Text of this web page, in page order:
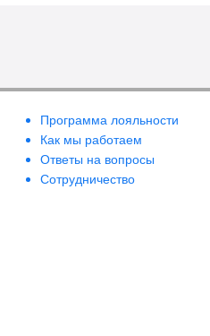
Программа лояльности
Как мы работаем
Ответы на вопросы
Сотрудничество